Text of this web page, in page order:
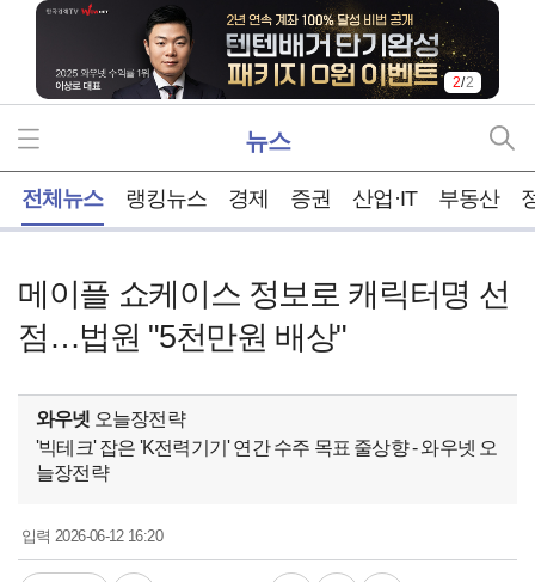
2/2
뉴스
전체뉴스 랭킹뉴스 경제 증권 산업·IT 부동산
메이플 쇼케이스 정보로 캐릭터명 선
점…법원 "5천만원 배상"
와우넷 오늘장전략
'빅테크' 잡은 'K전력기기' 연간 수주 목표 줄상향 - 와우넷 오
늘장전략
입력 2026-06-12 16:20